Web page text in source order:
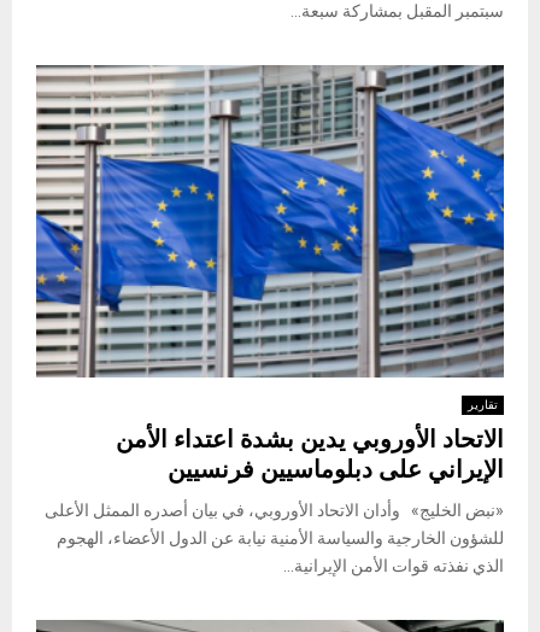
سبتمبر المقبل بمشاركة سبعة...
تقارير
الاتحاد الأوروبي يدين بشدة اعتداء الأمن
الإيراني على دبلوماسيين فرنسيين
«نبض الخليج» وأدان الاتحاد الأوروبي، في بيان أصدره الممثل الأعلى
للشؤون الخارجية والسياسة الأمنية نيابة عن الدول الأعضاء، الهجوم
الذي نفذته قوات الأمن الإيرانية...